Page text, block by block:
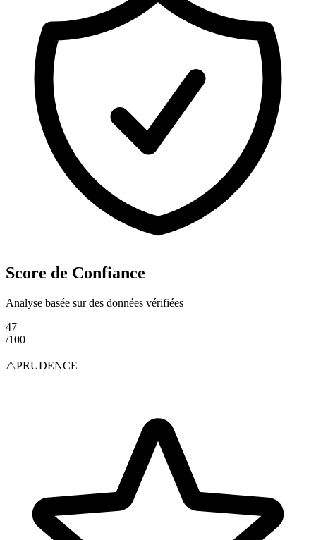
Score de Confiance
Analyse basée sur des données vérifiées
47
/100
⚠️PRUDENCE